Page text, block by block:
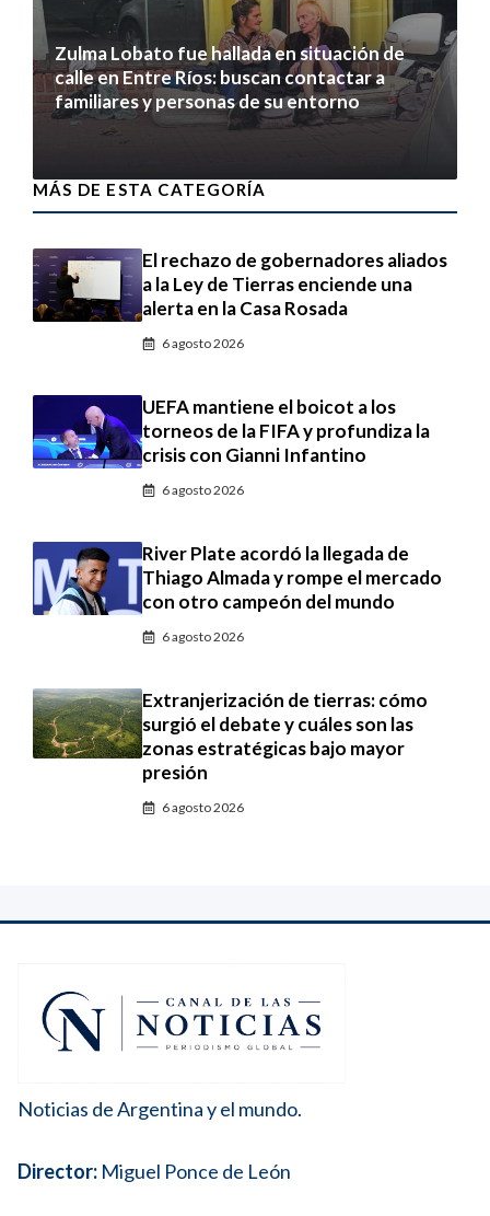
Zulma Lobato fue hallada en situación de
calle en Entre Ríos: buscan contactar a
familiares y personas de su entorno
MÁS DE ESTA CATEGORÍA
El rechazo de gobernadores aliados
a la Ley de Tierras enciende una
alerta en la Casa Rosada
6 agosto 2026
UEFA mantiene el boicot a los
torneos de la FIFA y profundiza la
crisis con Gianni Infantino
6 agosto 2026
River Plate acordó la llegada de
Thiago Almada y rompe el mercado
con otro campeón del mundo
6 agosto 2026
Extranjerización de tierras: cómo
surgió el debate y cuáles son las
zonas estratégicas bajo mayor
presión
6 agosto 2026
Noticias de Argentina y el mundo.
Director: Miguel Ponce de León